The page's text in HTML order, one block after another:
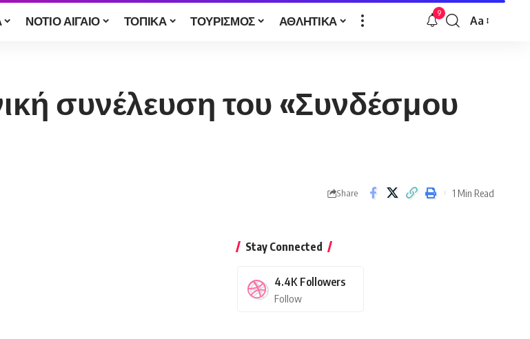
ΝΟΤΙΟ ΑΙΓΑΙΟ ΤΟΠΙΚΑ ΤΟΥΡΙΣΜΟΣ ΑΘΛΗΤΙΚΑ 9
Font
Aa
συνέλευση του «Συνδέσμου
Share 1 Min Read
Stay Connected
4.4K Followers
Follow